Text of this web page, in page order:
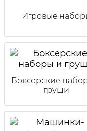
Игровые
Боксерские
груши